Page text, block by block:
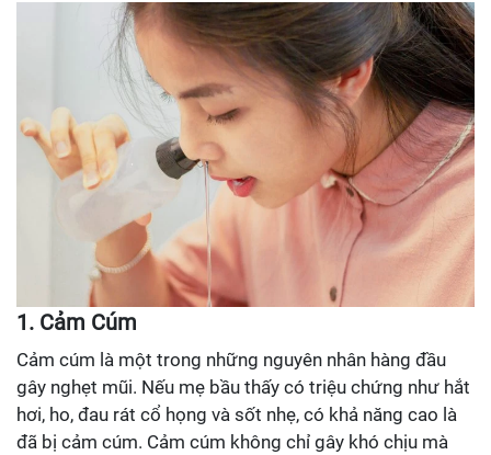
1. Cảm Cúm
Cảm cúm là một trong những nguyên nhân hàng đầu
gây nghẹt mũi. Nếu mẹ bầu thấy có triệu chứng như hắt
hơi, ho, đau rát cổ họng và sốt nhẹ, có khả năng cao là
đã bị cảm cúm. Cảm cúm không chỉ gây khó chịu mà